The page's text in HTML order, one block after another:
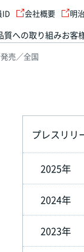
質への取り組みお客
ID 会社概要 明
売／全国
プレスリリ
2025年
2024年
2023年